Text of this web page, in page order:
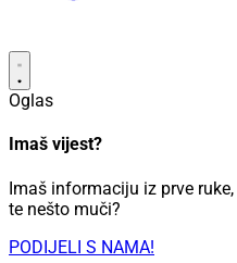
Oglas
Imaš vijest?
Imaš informaciju iz prve
te nešto muči?
PODIJELI S NAMA!